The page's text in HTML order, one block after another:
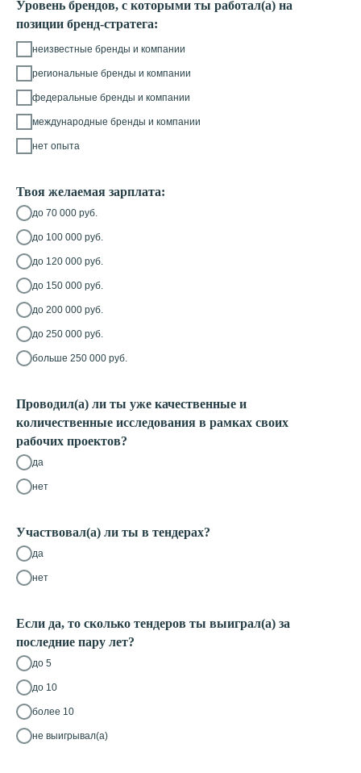
Уровень брендов, с которыми ты работал(а) на
позиции бренд-стратега:
неизвестные бренды и компании
региональные бренды и компании
федеральные бренды и компании
международные бренды и компании
нет опыта
Твоя желаемая зарплата:
до 70 000 руб.
до 100 000 руб.
до 120 000 руб.
до 150 000 руб.
до 200 000 руб.
до 250 000 руб.
больше 250 000 руб.
Проводил(а) ли ты уже качественные и
количественные исследования в рамках своих
рабочих проектов?
да
нет
Участвовал(а) ли ты в тендерах?
да
нет
Если да, то сколько тендеров ты выиграл(а) за
последние пару лет?
до 5
до 10
более 10
не выигрывал(а)